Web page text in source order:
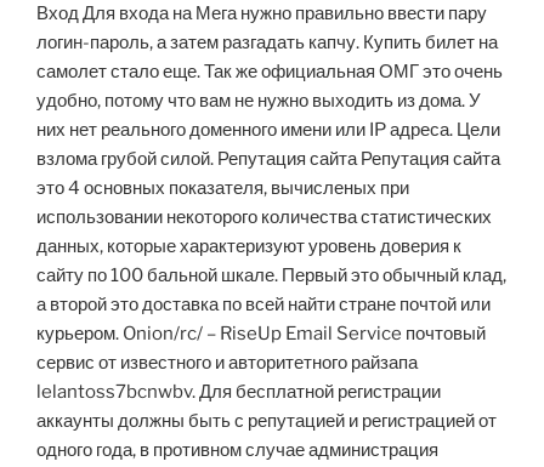
Вход Для входа на Мега нужно правильно ввести пару
логин-пароль, а затем разгадать капчу. Купить билет на
самолет стало еще. Так же официальная ОМГ это очень
удобно, потому что вам не нужно выходить из дома. У
них нет реального доменного имени или IP адреса. Цели
взлома грубой силой. Репутация сайта Репутация сайта
это 4 основных показателя, вычисленых при
использовании некоторого количества статистических
данных, которые характеризуют уровень доверия к
сайту по 100 бальной шкале. Первый это обычный клад,
а второй это доставка по всей найти стране почтой или
курьером. Onion/rc/ – RiseUp Email Service почтовый
сервис от известного и авторитетного райзапа
lelantoss7bcnwbv. Для бесплатной регистрации
аккаунты должны быть с репутацией и регистрацией от
одного года, в противном случае администрация